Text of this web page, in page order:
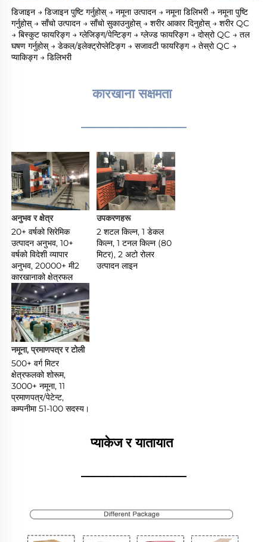
डिजाइन → डिजाइन पुष्टि गर्नुहोस् → नमूना उत्पादन → नमूना डिलिभरी → नमूना पुष्टि
गर्नुहोस् → साँचो उत्पादन → साँचो सुकाउनुहोस् → शरीर आकार दिनुहोस् → शरीर QC
→ बिस्कुट फायरिङ्ग → ग्लेजिङ्ग/पेन्टिङ्ग → ग्लेज्ड फायरिङ्ग → दोस्रो QC → तल
घषण गर्नुहोस् → डेकल/इलेक्ट्रोप्लेटिङ्ग → सजावटी फायरिङ्ग → तेस्रो QC →
प्याकिङ्ग → डिलिभरी
कारखाना सक्षमता
________________
अनुभव र क्षेत्र
20+ वर्षको सिरेमिक
उत्पादन अनुभव, 10+
वर्षको विदेशी व्यापार
अनुभव, 20000+ मी2
कारखानाको क्षेत्रफल
उपकरणहरू
2 शटल किल्न, 1 डेकल
किल्न, 1 टनल किल्न (80
मिटर), 2 अटो रोलर
उत्पादन लाइन
नमूना, प्रमाणपत्र र टोली
500+ वर्ग मिटर
क्षेत्रफलको शोरूम,
3000+ नमूना, 11
प्रमाणपत्र/पेटेन्ट,
प्याकेज र यातायात
________________